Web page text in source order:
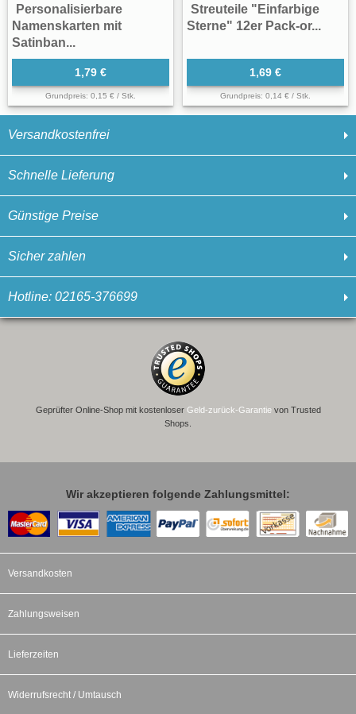
Versandkostenfrei
Schnelle Lieferung
Günstige Preise
Sicher zahlen
Hotline: 02165-376699
Personalisierbare
Namenskarten mit
Satinban...
1,79 €
Grundpreis: 0,15 € / Stk.
Streuteile "Einfarbige
Sterne" 12er Pack-or...
1,69 €
Grundpreis: 0,14 € / Stk.
Geprüfter Online-Shop mit kostenloser Geld-zurück-Garantievon Trusted
Shops.
Wir akzeptieren folgende Zahlungsmittel:
Versandkosten
Zahlungsweisen
Lieferzeiten
Widerrufsrecht / Umtausch